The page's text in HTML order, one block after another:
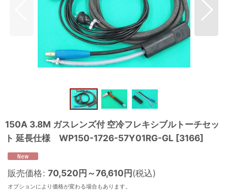
150A 3.8M ガスレンズ付 空冷フレキシブルトーチセッ
ト 延長仕様 WP150-1726-57Y01RG-GL [3166]
販売価格: 70,520円～76,610円(税込)
オプションにより価格が変わる場合もあります。